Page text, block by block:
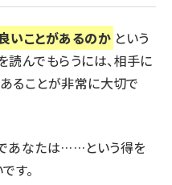
いことがあるのか という
読んでもらうには、相手に
あることが非常に大切で
あなたは……という得を
す。